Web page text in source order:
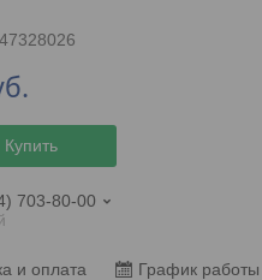
Купить
703-80-00
и оплата График работы